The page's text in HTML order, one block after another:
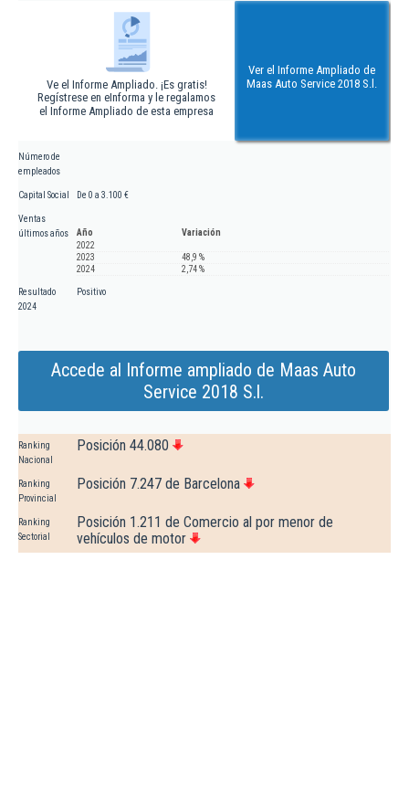
Ve el Informe Ampliado. ¡Es gratis!
Regístrese en eInforma y le regalamos
el Informe Ampliado de esta empresa
Ver el Informe Ampliado de
Maas Auto Service 2018 S.l.
Número de
empleados
Capital Social De 0 a 3.100 €
Ventas
últimos años
Año
Variación
2022
2023
48,9 %
2024
2,74 %
Resultado
2024
Positivo
Accede al Informe ampliado de Maas Auto
Service 2018 S.l.
Ranking
Nacional
Posición 44.080
Ranking
Provincial
Posición 7.247 de Barcelona
Ranking
Sectorial
Posición 1.211 de Comercio al por menor de
vehículos de motor